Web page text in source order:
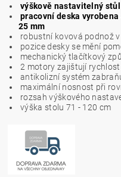
výškově nastavitelný
pracovní deska
25 mm
robustní kovová podnož
pozice desky se mění
mechanický tlačítkový
2 motory zajištují
antikolizní systém
maximální nosnost při
rozsah výškového
výška stolu 71 - 120 cm